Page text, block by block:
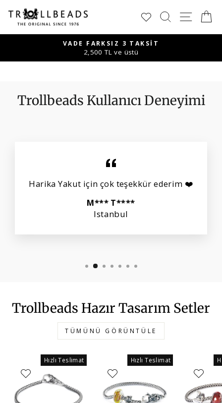
İçeriğe
geçTrollbeads
Türkiye
the
since
1976
ARAMA
Slayt
ÜCRETSIZ KARGO
1.500TL ve üstü
Trollbeads Kullanıcı Deneyimi
Harika Yakut için çok teşekkür ederim ❤️
M*** T****
Istanbul
Trollbeads Hazır Tasarım Setler
TÜMÜNÜ GÖRÜNTÜLE
Hızlı Teslimat Hızlı Teslimat